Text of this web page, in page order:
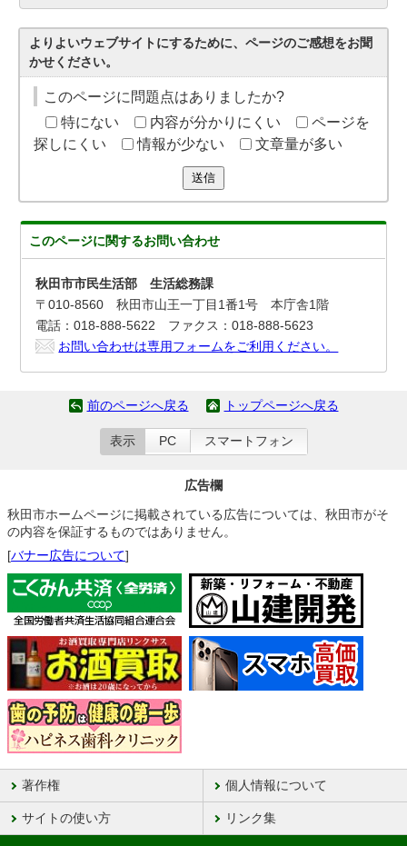
よりよいウェブサイトにするために、ページのご感想をお聞
かせください。
このページに問題点はありましたか?
特にない
内容が分かりにくい
ページを
探しにくい
情報が少ない 文章量が多い
送信
このページに関するお問い合わせ
秋田市市民生活部 生活総務課
〒010-8560 秋田市山王一丁目1番1号 本庁舎1階
電話：018-888-5622 ファクス：018-888-5623
お問い合わせは専用フォームをご利用ください。
前のページへ戻る トップページへ戻る
表示 PC スマートフォン
広告欄
秋田市ホームページに掲載されている広告については、秋田市がそ
の内容を保証するものではありません。
[バナー広告について]
著作権 個人情報について
サイトの使い方 リンク集